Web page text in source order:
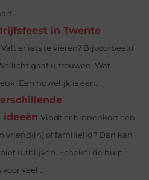
in Twente
er iets te vieren? Bijvoorbeeld
gaat u trouwen. Wat
Een huwelijk is een...
ideeën Vindt er binnenkort een
vriend(in) of familielid? Dan kan
uitblijven. Schakel de hulp
veel...